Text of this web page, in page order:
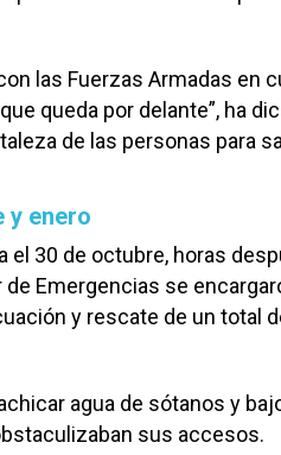
las Fuerzas Armadas en
queda por delante”, ha
de las personas para
y enero
el 30 de octubre, horas
de Emergencias se
y rescate de un total
agua de sótanos y
sus accesos.